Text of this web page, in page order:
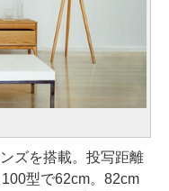
ズを搭載。投写距離
型で62cm。82cm